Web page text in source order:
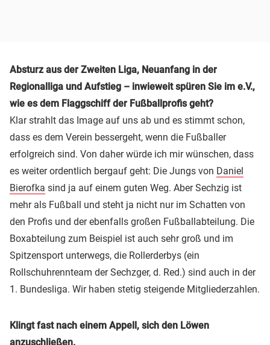
Absturz aus der Zweiten Liga, Neuanfang in der
Regionalliga und Aufstieg – inwieweit spüren Sie im e.V.,
wie es dem Flaggschiff der Fußballprofis geht?
Klar strahlt das Image auf uns ab und es stimmt schon,
dass es dem Verein bessergeht, wenn die Fußballer
erfolgreich sind. Von daher würde ich mir wünschen, dass
es weiter ordentlich bergauf geht: Die Jungs von Daniel
Bierofka sind ja auf einem guten Weg. Aber Sechzig ist
mehr als Fußball und steht ja nicht nur im Schatten von
den Profis und der ebenfalls großen Fußballabteilung. Die
Boxabteilung zum Beispiel ist auch sehr groß und im
Spitzensport unterwegs, die Rollerderbys (ein
Rollschuhrennteam der Sechzger, d. Red.) sind auch in der
1. Bundesliga. Wir haben stetig steigende Mitgliederzahlen.
Klingt fast nach einem Appell, sich den Löwen
anzuschließen.